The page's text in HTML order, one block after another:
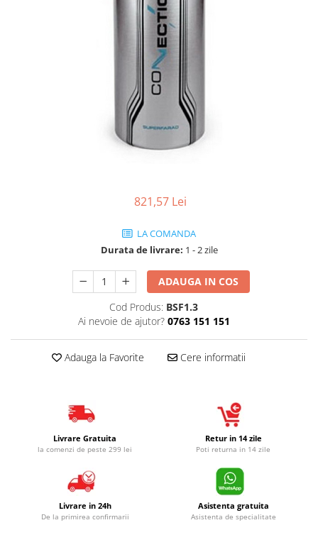
821,57 Lei
LA COMANDA
Durata de livrare: 1 - 2 zile
ADAUGA IN COS
Cod Produs: BSF1.3
Ai nevoie de ajutor? 0763 151 151
Adauga la Favorite Cere informatii
Livrare Gratuita
la comenzi de peste 299 lei
Retur in 14 zile
Poti returna in 14 zile
Livrare in 24h
De la primirea confirmarii
Asistenta gratuita
Asistenta de specialitate